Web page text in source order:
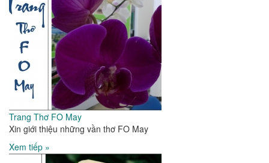
Trang Thơ FO May
Xin giới thiệu những vần thơ FO May
Xem tiếp »